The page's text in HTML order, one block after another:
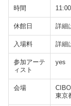
時間
休館日 詳細
入場料 詳細
参加アーテ
ィスト
yes
会場
東京